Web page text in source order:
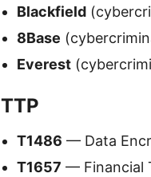
Blackfield
8Base
Everest
TTP
T1486 — Data
T1657 — Financial